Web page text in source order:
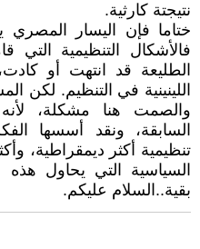
نتيجتة كارثية.
ختاما فإن اليسار المصري
فالأشكال التنظيمية
الطليعة قد انتهت أو
اللينينية في التنظيم. لكن
والصمت هنا مشكلة، لأنه
السابقة، ونقد أسسها
تنظيمية أكثر ديمقراطية،
السياسية التي يحاول هذه
بقية..السلام عليكم.